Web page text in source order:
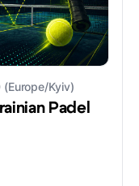
Kyiv)
Padel